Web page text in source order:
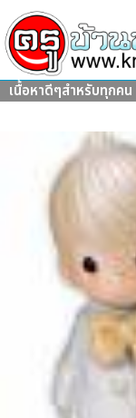
เนื้อหาดีๆสำหรับทุกคน